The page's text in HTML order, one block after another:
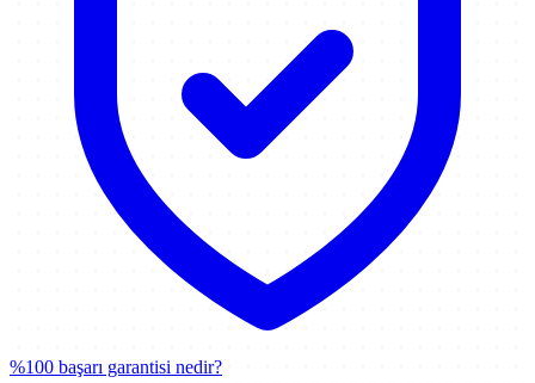
%100 başarı garantisi nedir?